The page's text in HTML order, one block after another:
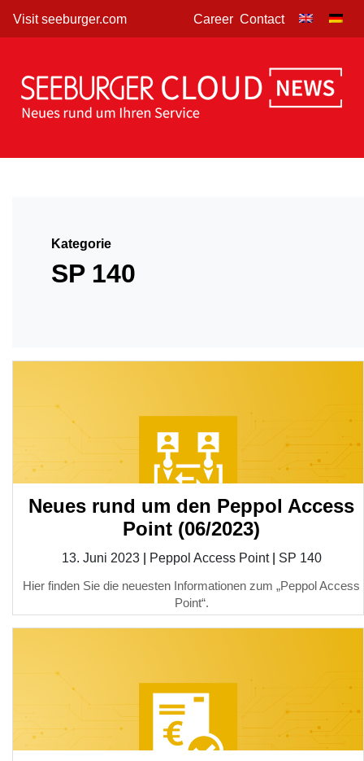
Visit seeburger.com Career Contact
Kategorie
SP 140
Neues rund um den Peppol Access
Point (06/2023)
13. Juni 2023 Peppol Access Point| SP 140
Hier finden Sie die neuesten Informationen zum „Peppol Access
Point“.